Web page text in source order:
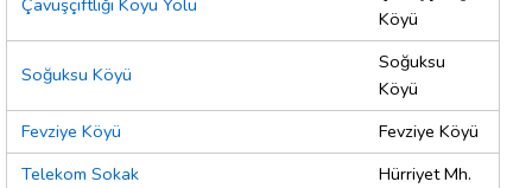
Çavuşçiftliği Köyü Yolu
Köyü
Soğuksu Köyü
Soğuksu
Köyü
Fevziye Köyü
Fevziye Köyü
Telekom Sokak
Hürriyet Mh.